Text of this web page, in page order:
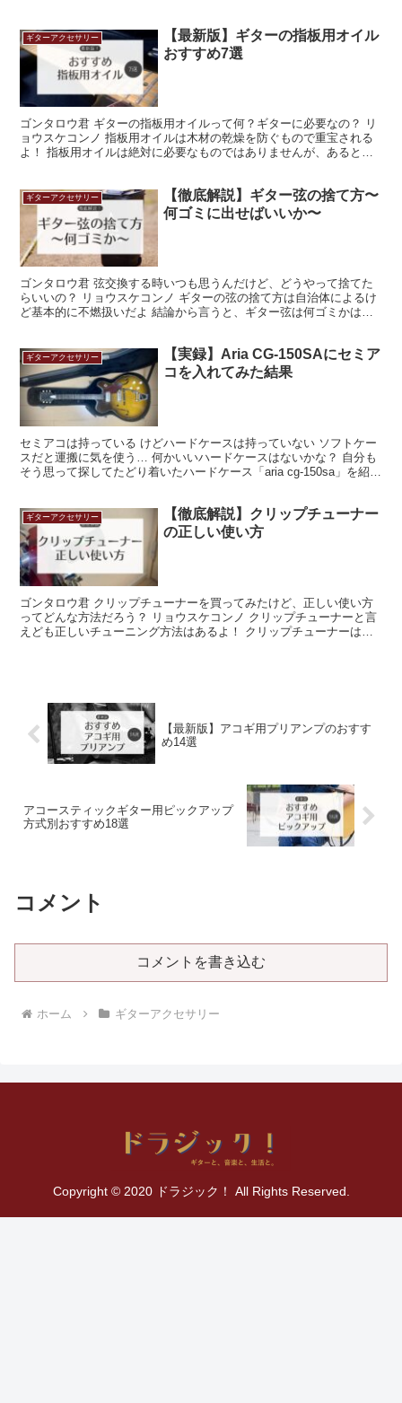
ギターアクセサリー
【最新版】ギターの指板用オイル
おすすめ7選
ゴンタロウ君 ギターの指板用オイルって何？ギターに必要なの？ リ
ョウスケコンノ 指板用オイルは木材の乾燥を防ぐもので重宝される
よ！ 指板用オイルは絶対に必要なものではありませんが、あるとギ
ギターアクセサリー
【徹底解説】ギター弦の捨て方〜
何ゴミに出せばいいか〜
ゴンタロウ君 弦交換する時いつも思うんだけど、どうやって捨てた
らいいの？ リョウスケコンノ ギターの弦の捨て方は自治体によるけ
ど基本的に不燃扱いだよ 結論から言うと、ギター弦は何ゴミかは自
ギターアクセサリー
【実録】Aria CG-150SAにセミア
コを入れてみた結果
セミアコは持っている けどハードケースは持っていない ソフトケー
スだと運搬に気を使う… 何かいいハードケースはないかな？ 自分も
そう思って探してたどり着いたハードケース「aria cg-150sa」を紹介
ギターアクセサリー
【徹底解説】クリップチューナー
の正しい使い方
ゴンタロウ君 クリップチューナーを買ってみたけど、正しい使い方
ってどんな方法だろう？ リョウスケコンノ クリップチューナーと言
えども正しいチューニング方法はあるよ！ クリップチューナーは手
【最新版】アコギ用プリアンプのおすす
め14選
アコースティックギター用ピックアップ
方式別おすすめ18選
コメント
コメントを書き込む
ホーム ギターアクセサリー
Copyright © 2020 ドラジック！ All Rights Reserved.